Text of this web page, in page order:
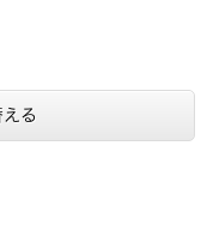
る